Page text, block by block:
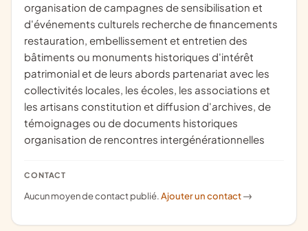
organisation de campagnes de sensibilisation et
d'événements culturels recherche de financements
restauration, embellissement et entretien des
bâtiments ou monuments historiques d'intérêt
patrimonial et de leurs abords partenariat avec les
collectivités locales, les écoles, les associations et
les artisans constitution et diffusion d'archives, de
témoignages ou de documents historiques
organisation de rencontres intergénérationnelles
CONTACT
Aucun moyen de contact publié.Ajouter un contact ->